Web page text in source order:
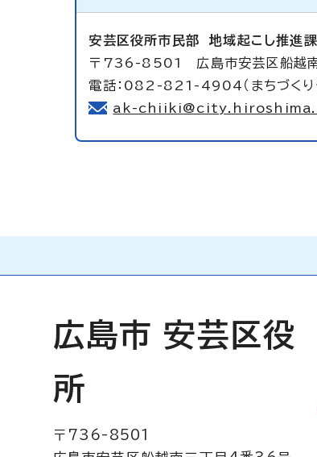
安芸区役所市民部地域起こし推進
〒736-8501 広島市安芸区船越
電話：082-821-4904（まちづく
ak-
広島市 安芸区役
所
〒736-8501